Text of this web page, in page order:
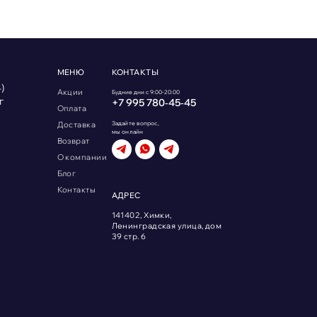
МЕНЮ
Акции
Оплата
Доставка
Возврат
О компании
Блог
Контакты
КОНТАКТЫ
Будние дни с 9:00-20:00
+7 995 780‑45‑45
Задайте вопрос,
мы онлайн
АДРЕС
141402, Химки,
Ленинградская улица, дом
39 стр. 6